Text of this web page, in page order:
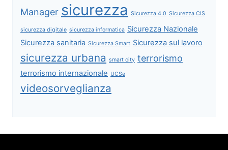
Manager sicurezza Sicurezza 4.0 Sicurezza CIS
sicurezza digitale sicurezza informatica Sicurezza Nazionale
Sicurezza sanitaria Sicurezza Smart Sicurezza sul lavoro
sicurezza urbana smart city terrorismo
terrorismo internazionale UCSe
videosorveglianza